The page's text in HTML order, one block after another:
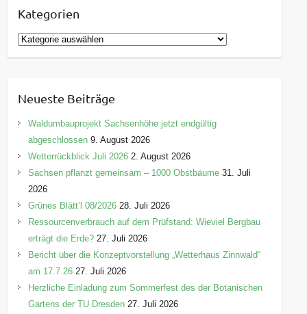
Kategorien
K
a
g
o
i
e
Neueste Beiträge
Waldumbauprojekt Sachsenhöhe jetzt endgültig
abgeschlossen 9. August 2026
Wetterrückblick Juli 2026 2. August 2026
Sachsen pflanzt gemeinsam – 1000 Obstbäume 31. Juli
2026
Grünes Blätt’l 08/2026 28. Juli 2026
Ressourcenverbrauch auf dem Prüfstand: Wieviel Bergbau
erträgt die Erde? 27. Juli 2026
Bericht über die Konzeptvorstellung „Wetterhaus Zinnwald“
am 17.7.26 27. Juli 2026
Herzliche Einladung zum Sommerfest des der Botanischen
Gartens der TU Dresden 27. Juli 2026